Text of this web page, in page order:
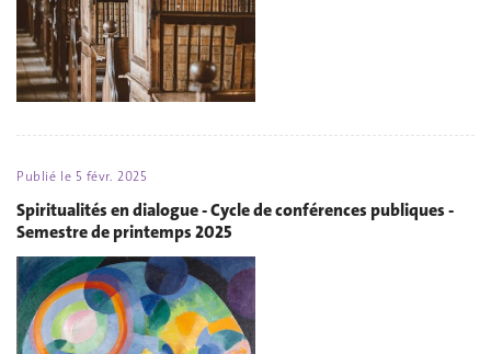
Publié le 5 févr. 2025
Spiritualités en dialogue - Cycle de conférences publiques -
Semestre de printemps 2025